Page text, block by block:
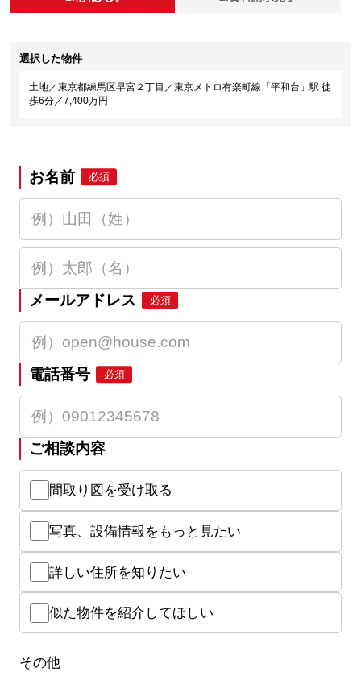
選択した物件
土地／東京都練馬区早宮２丁目／東京メトロ有楽町線「平和台」駅 徒
歩6分／7,400万円
お名前 必須
メールアドレス 必須
電話番号 必須
ご相談内容
間取り図を受け取る
写真、設備情報をもっと見たい
詳しい住所を知りたい
似た物件を紹介してほしい
その他